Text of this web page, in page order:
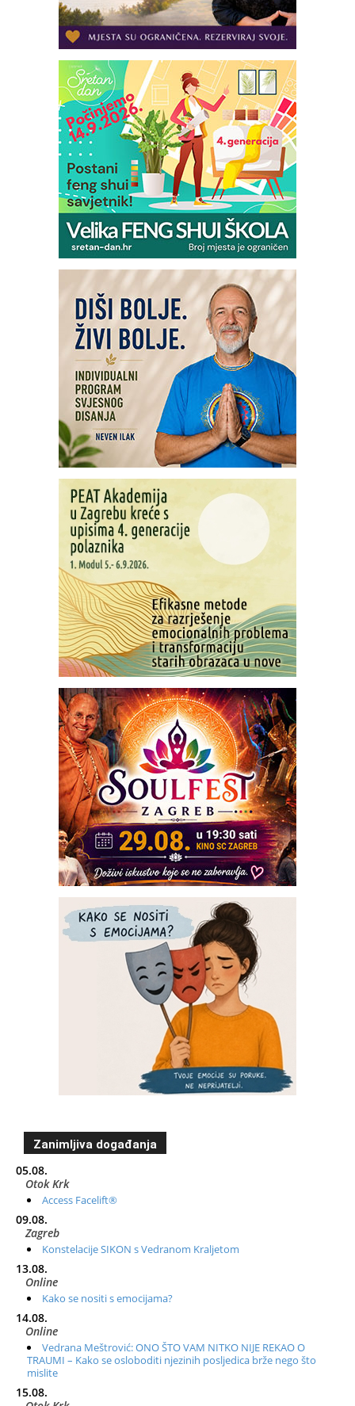
Zanimljiva događanja
05.08.
Otok Krk
Access Facelift®
09.08.
Zagreb
Konstelacije SIKON s Vedranom Kraljetom
13.08.
Online
Kako se nositi s emocijama?
14.08.
Online
Vedrana Meštrović: ONO ŠTO VAM NITKO NIJE REKAO O
TRAUMI – Kako se osloboditi njezinih posljedica brže nego što
mislite
15.08.